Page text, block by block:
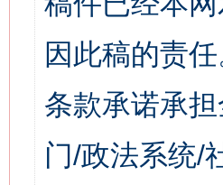
因此稿的责
条款承诺承
门/政法系统/